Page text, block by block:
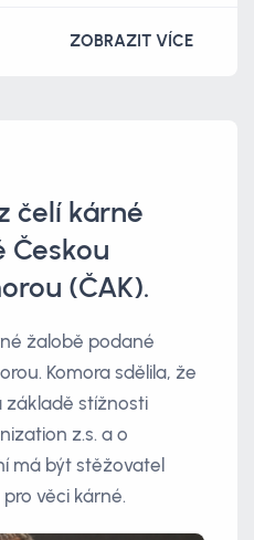
ZOBRAZIT VÍCE
čelí kárné
Českou
(ČAK).
žalobě podané
Komora sdělila, že
základě stížnosti
z.s. a o
má být stěžovatel
věci kárné.